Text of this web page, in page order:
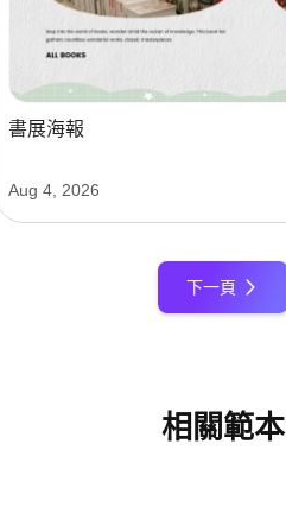
書展海報
Aug 4, 2026
下一頁
相關範本